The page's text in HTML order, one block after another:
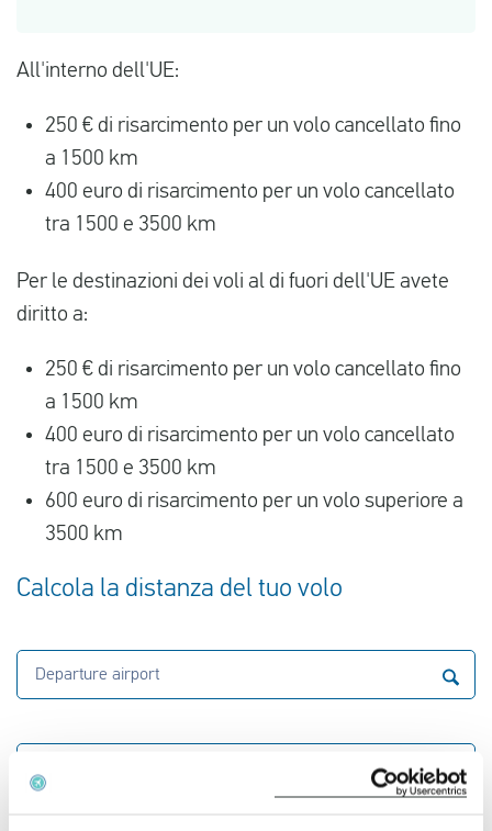
All'interno dell'UE:
250 € di risarcimento per un volo cancellato fino
a 1500 km
400 euro di risarcimento per un volo cancellato
tra 1500 e 3500 km
Per le destinazioni dei voli al di fuori dell'UE avete
diritto a:
250 € di risarcimento per un volo cancellato fino
a 1500 km
400 euro di risarcimento per un volo cancellato
tra 1500 e 3500 km
600 euro di risarcimento per un volo superiore a
3500 km
Calcola la distanza del tuo volo
Departure airport